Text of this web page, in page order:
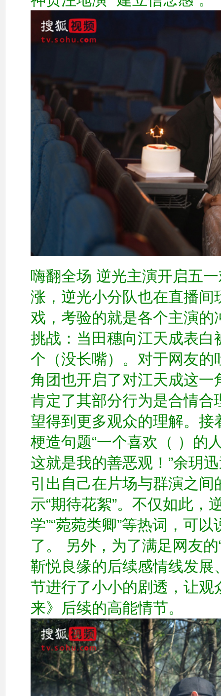
嗨翻全场 逆光主演开启五
涨，逆光小分队也在直播
戏，考验的就是各个主演
挑战：当田穗向江天成表
个（没长嘴）。对于网友的
角团也开启了对江天成这一
肯定了其部分行为是合情合
望得到更多观众的理解。
梗造句题“一个喜欢（ ）的
这就是我的善恶观！”余玥
引出自己在片场与群演之
示“期待花絮”。不仅如此，
学”“菀菀类卿”等热词，可
了。
另外，为了满足网友
靳悦良缘的后续感情线发
节进行了小小的剧透，让
来》后续的高能情节。